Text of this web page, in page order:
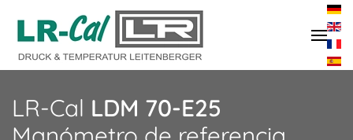
LR-Cal LDM 70-E25